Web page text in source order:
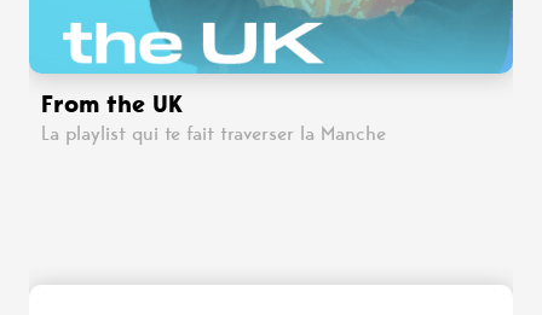
From the UK
La playlist qui te fait traverser la Manche